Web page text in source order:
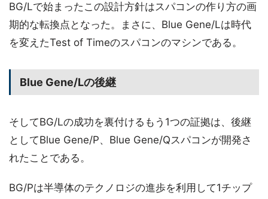
BG/Lで始まったこの設計方針はスパコンの作り方の画
期的な転換点となった。まさに、Blue Gene/Lは時代
を変えたTest of Timeのスパコンのマシンである。
Blue Gene/Lの後継
そしてBG/Lの成功を裏付けるもう1つの証拠は、後継
としてBlue Gene/P、Blue Gene/Qスパコンが開発さ
れたことである。
BG/Pは半導体のテクノロジの進歩を利用して1チップ